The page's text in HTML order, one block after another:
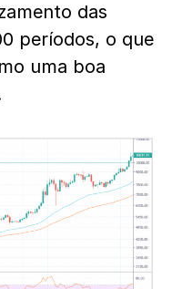
das
períodos, o que
uma boa